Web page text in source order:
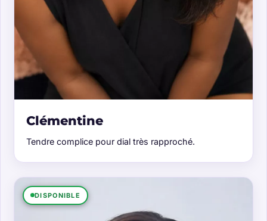
Clémentine
Tendre complice pour dial très rapproché.
DISPONIBLE